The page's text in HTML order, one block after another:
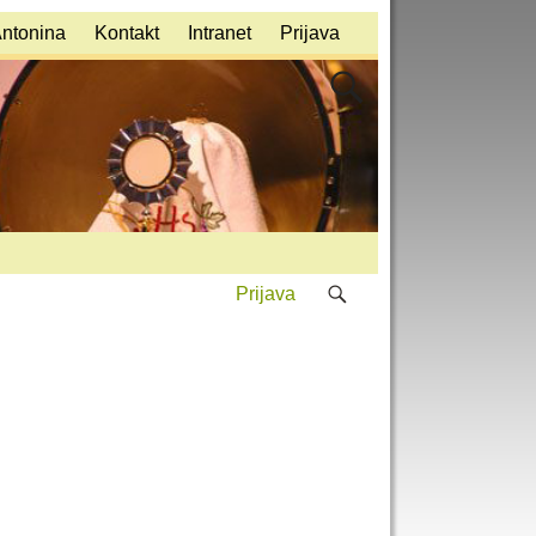
Kontakt Intranet Prijava
Prijava